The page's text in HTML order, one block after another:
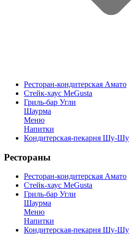
Ресторан-кондитерская Амато
Стейк-хаус MeGusta
Гриль-бар Угли
Шаурма
Меню
Напитки
Кондитерская-пекарня Шу-Шу
Рестораны
Ресторан-кондитерская Амато
Стейк-хаус MeGusta
Гриль-бар Угли
Шаурма
Меню
Напитки
Кондитерская-пекарня Шу-Шу